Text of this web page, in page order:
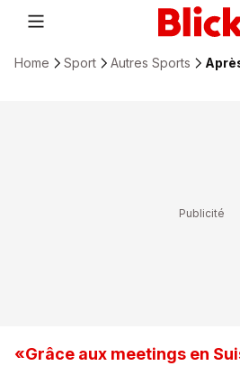
Home Sport Autres Sports
«Grâce aux meetings en